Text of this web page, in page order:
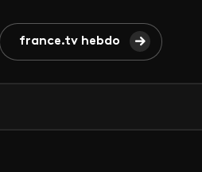
france.tv hebdo